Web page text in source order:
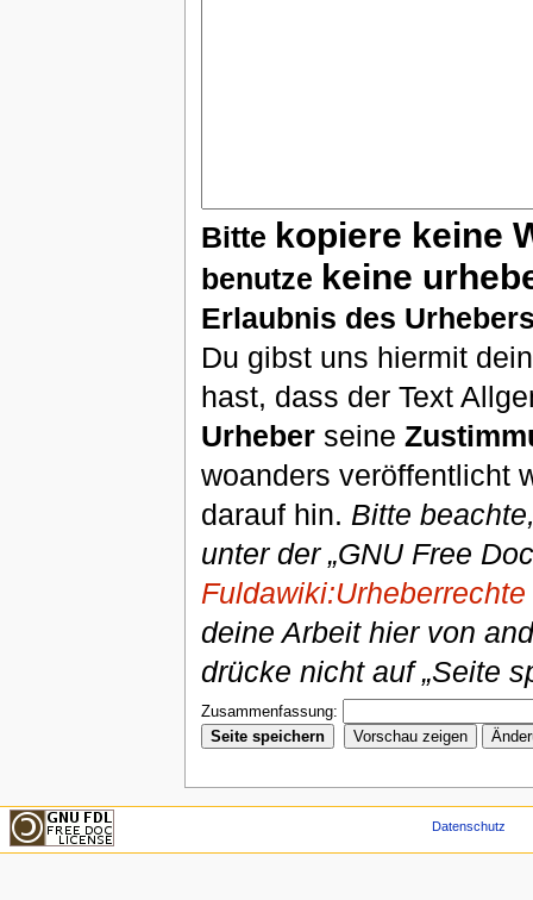
Bitte kopiere keine
benutze keine
Erlaubnis des
Du gibst uns hiermit
hast, dass der Text
Urheberseine
woanders veröffentlicht
darauf hin. Bitte
unter der „GNU Free
Fuldawiki:Urheberrechte
deine Arbeit hier von
drücke nicht auf „Seite
Zusammenfassung:
Datenschutz